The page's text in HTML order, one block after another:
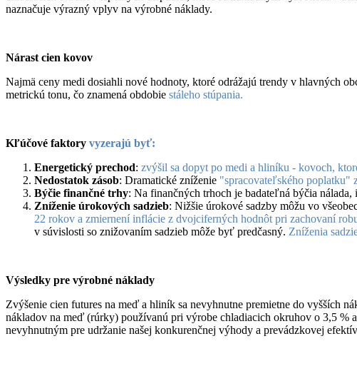
naznačuje výrazný vplyv na výrobné náklady.
Nárast cien kovov
Najmä ceny medi dosiahli nové hodnoty, ktoré odrážajú trendy v hlavných
metrickú tonu, čo znamená obdobie stáleho stúpania.
Kľúčové faktory vyzerajú byť:
Energetický prechod: zvýšil sa dopyt po medi a hliníku - kovoch,
Nedostatok zásob: Dramatické zníženie "spracovateľského poplatku"
Býčie finančné trhy: Na finančných trhoch je badateľná býčia
Zníženie úrokových sadzieb: Nižšie úrokové sadzby môžu vo
22 rokov a zmiernení inflácie z dvojciferných hodnôt pri zachovaní
v súvislosti so znižovaním sadzieb môže byť predčasný. Zníženia
Výsledky pre výrobné náklady
Zvýšenie cien futures na meď a hliník sa nevyhnutne premietne do vyšších
nákladov na meď (rúrky) používanú pri výrobe chladiacich okruhov o 3,5 %
nevyhnutným pre udržanie našej konkurenčnej výhody a prevádzkovej